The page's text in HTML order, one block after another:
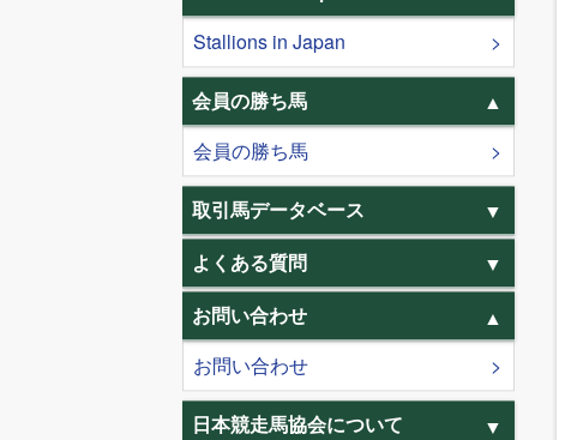
Stallions in Japan
会員の勝ち馬
会員の勝ち馬
取引馬データベース
よくある質問
お問い合わせ
お問い合わせ
日本競走馬協会について